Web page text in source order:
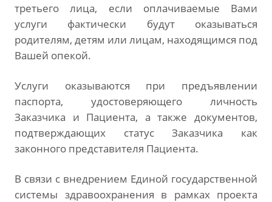
третьего лица, если оплачиваемые Вами
услуги фактически будут оказываться
родителям, детям или лицам, находящимся под
Вашей опекой.
Услуги оказываются при предъявлении
паспорта, удостоверяющего личность
Заказчика и Пациента, а также документов,
подтверждающих статус Заказчика как
законного представителя Пациента.
В связи с внедрением Единой государственной
системы здравоохранения в рамках проекта